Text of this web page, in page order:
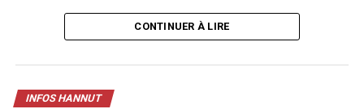
CONTINUER À LIRE
INFOS HANNUT